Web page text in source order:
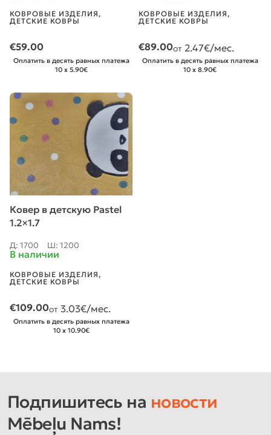
КОВРОВЫЕ ИЗДЕЛИЯ,
ДЕТСКИЕ КОВРЫ
€59.00
Оплатить в десять равных платежа
10 x 5.90€
КОВРОВЫЕ ИЗДЕЛИЯ,
ДЕТСКИЕ КОВРЫ
€89.00от 2.47€/мес.
Оплатить в десять равных платежа
10 x 8.90€
Ковер в детскую Pastel
1.2×1.7
Д: 1700 Ш: 1200
В наличии
КОВРОВЫЕ ИЗДЕЛИЯ,
ДЕТСКИЕ КОВРЫ
€109.00от 3.03€/мес.
Оплатить в десять равных платежа
10 x 10.90€
Подпишитесь на новости
Mēbeļu Nams!